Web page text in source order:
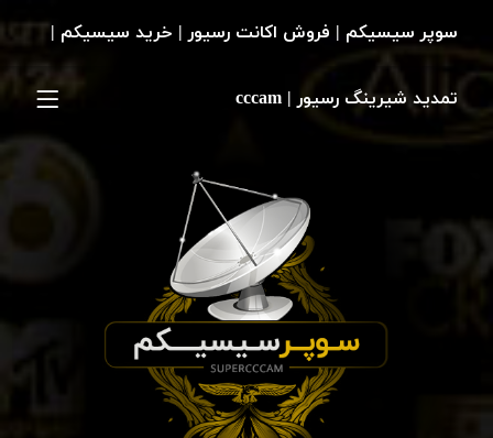
سوپر سیسیکم | فروش اکانت رسیور | خرید سیسیکم |
تمدید شیرینگ رسیور | cccam